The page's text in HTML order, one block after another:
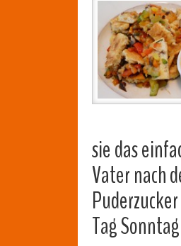
sie das
Vater nach
Tag